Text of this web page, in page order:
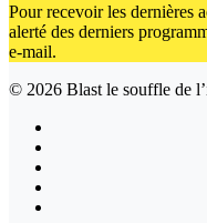
Pour recevoir les dernières
alerté des derniers
e-mail.
© 2026 Blast le souffle de